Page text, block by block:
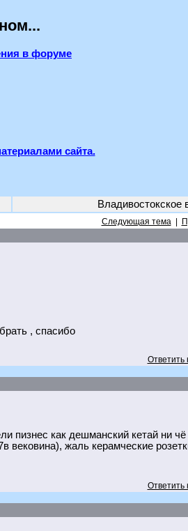
в форуме
сайта.
Владивостокское
Следующая тема|
, спасибо
Ответить
пизнес как дешманский кетай ни чё
вековина), жаль керамческие
Ответить